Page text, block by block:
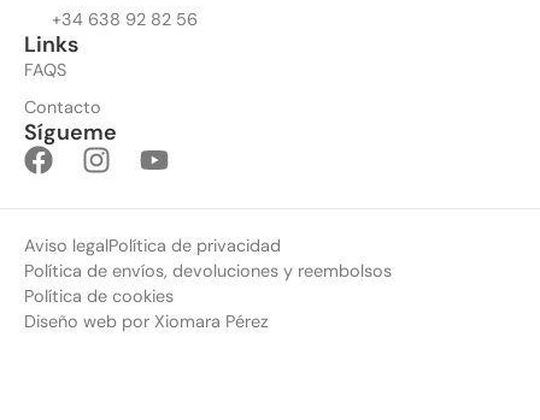
+34 638 92 82 56
Links
FAQS
Contacto
Sígueme
Aviso legalPolítica de privacidad
Política de envíos, devoluciones y reembolsos
Política de cookies
Diseño web por Xiomara Pérez